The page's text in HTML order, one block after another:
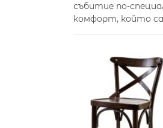
събитие по-
комфорт, който